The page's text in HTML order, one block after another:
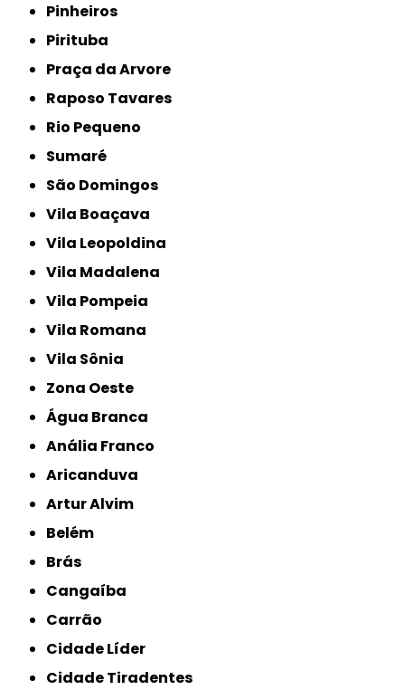
Pinheiros
Pirituba
Praça da Arvore
Raposo Tavares
Rio Pequeno
Sumaré
São Domingos
Vila Boaçava
Vila Leopoldina
Vila Madalena
Vila Pompeia
Vila Romana
Vila Sônia
Zona Oeste
Água Branca
Anália Franco
Aricanduva
Artur Alvim
Belém
Brás
Cangaíba
Carrão
Cidade Líder
Cidade Tiradentes